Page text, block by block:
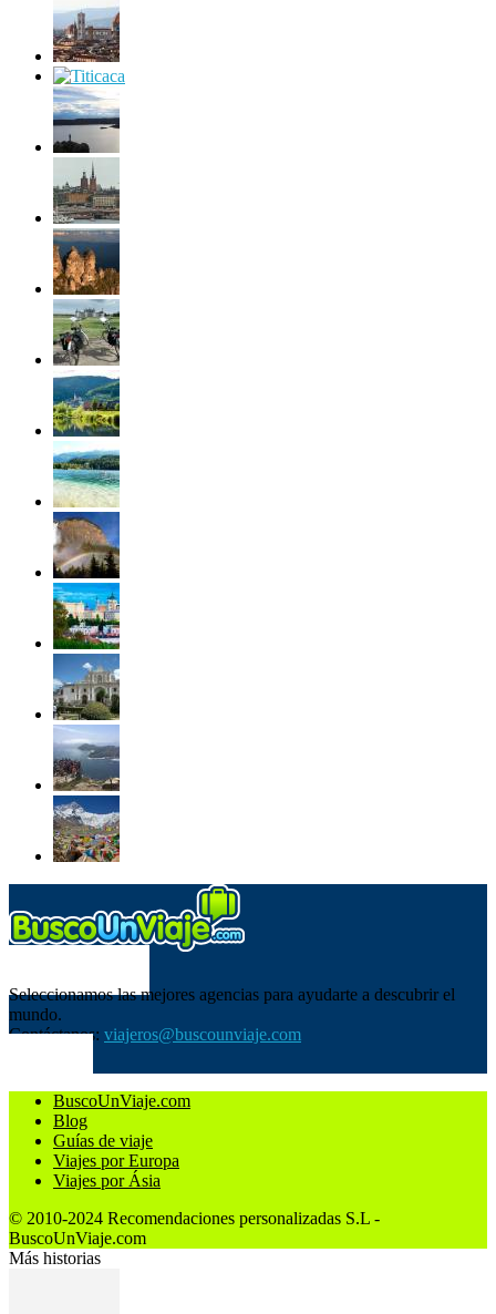
Seleccionamos las mejores agencias para ayudarte a descubrir el
mundo.
Contáctanos: viajeros@buscounviaje.com
BuscoUnViaje.com
Blog
Guías de viaje
Viajes por Europa
Viajes por Ásia
© 2010-2024 Recomendaciones personalizadas S.L -
BuscoUnViaje.com
Más historias